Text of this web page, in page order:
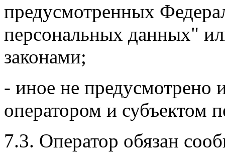
предусмотренных
персональных данных"
законами;
- иное не
оператором и субъектом
7.3. Оператор обязан